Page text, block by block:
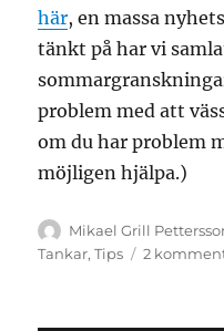
här, en massa
tänkt på har vi
problem med att
om du har problem
möjligen hjälpa.)
Författare
Mikael Grill
Tankar,Tips 2